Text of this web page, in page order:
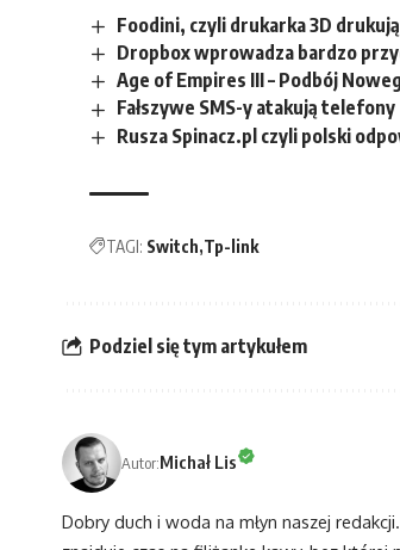
Foodini, czyli drukarka 3D
Dropbox wprowadza bardzo
Age of Empires III – Podbój
Fałszywe SMS-y atakują telefony
Rusza Spinacz.pl czyli polski
TAGI: Switch Tp-link
Podziel się tym artykułem
Autor:Michał Lis
Dobry duch i woda na młyn naszej